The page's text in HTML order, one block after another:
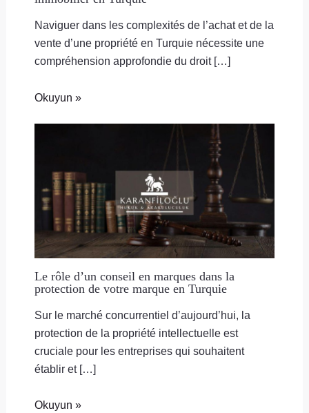
Naviguer dans les complexités de l’achat et de la
vente d’une propriété en Turquie nécessite une
compréhension approfondie du droit […]
Okuyun »
Le rôle d’un conseil en marques dans la
protection de votre marque en Turquie
Sur le marché concurrentiel d’aujourd’hui, la
protection de la propriété intellectuelle est
cruciale pour les entreprises qui souhaitent
établir et […]
Okuyun »